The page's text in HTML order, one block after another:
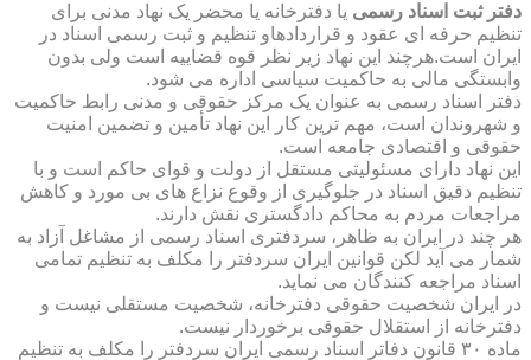
دفتر ثبت اسناد رسمی یا دفترخانه یا محضر یک نهاد مدنی برای
تنظیم حرفه ای عقود و قراردادهاو تنظیم و ثبت رسمی اسناد در
ایران است.هرچند این نهاد زیر نظر قوه قضاییه است ولی بدون
وابستگی مالی به حاکمیت سیاسی اداره می شود.
دفتر اسناد رسمی به عنوان یک مرکز حقوقی و مدنی رابط حاکمیت
و شهروندان است، مهم ترین کار این نهاد تأمین و تضمین امنیت
حقوقی و اقتصادی جامعه است.
این نهاد دارای مسئولیتی مستقل از دولت و قوای حاکم است و با
تنظیم دقیق اسناد در جلوگیری از وقوع نزاع های بی مورد و کاهش
مراجعات مردم به محاکم دادگستری نقش دارند.
هر چند در ایران به ظاهر، سردفتری اسناد رسمی از مشاغل آزاد به
شمار می آید لکن قوانین ایران سردفتر را مکلف به تنظیم تمامی
اسناد مراجعه کنندگان می نماید.
در ایران شخصیت حقوقی دفترخانه، شخصیت مستقلی نیست و
دفترخانه از استقلال حقوقی برخوردار نیست.
ماده ۳۰ قانون دفاتر اسناد رسمی ایران سردفتر را مکلف به تنظیم